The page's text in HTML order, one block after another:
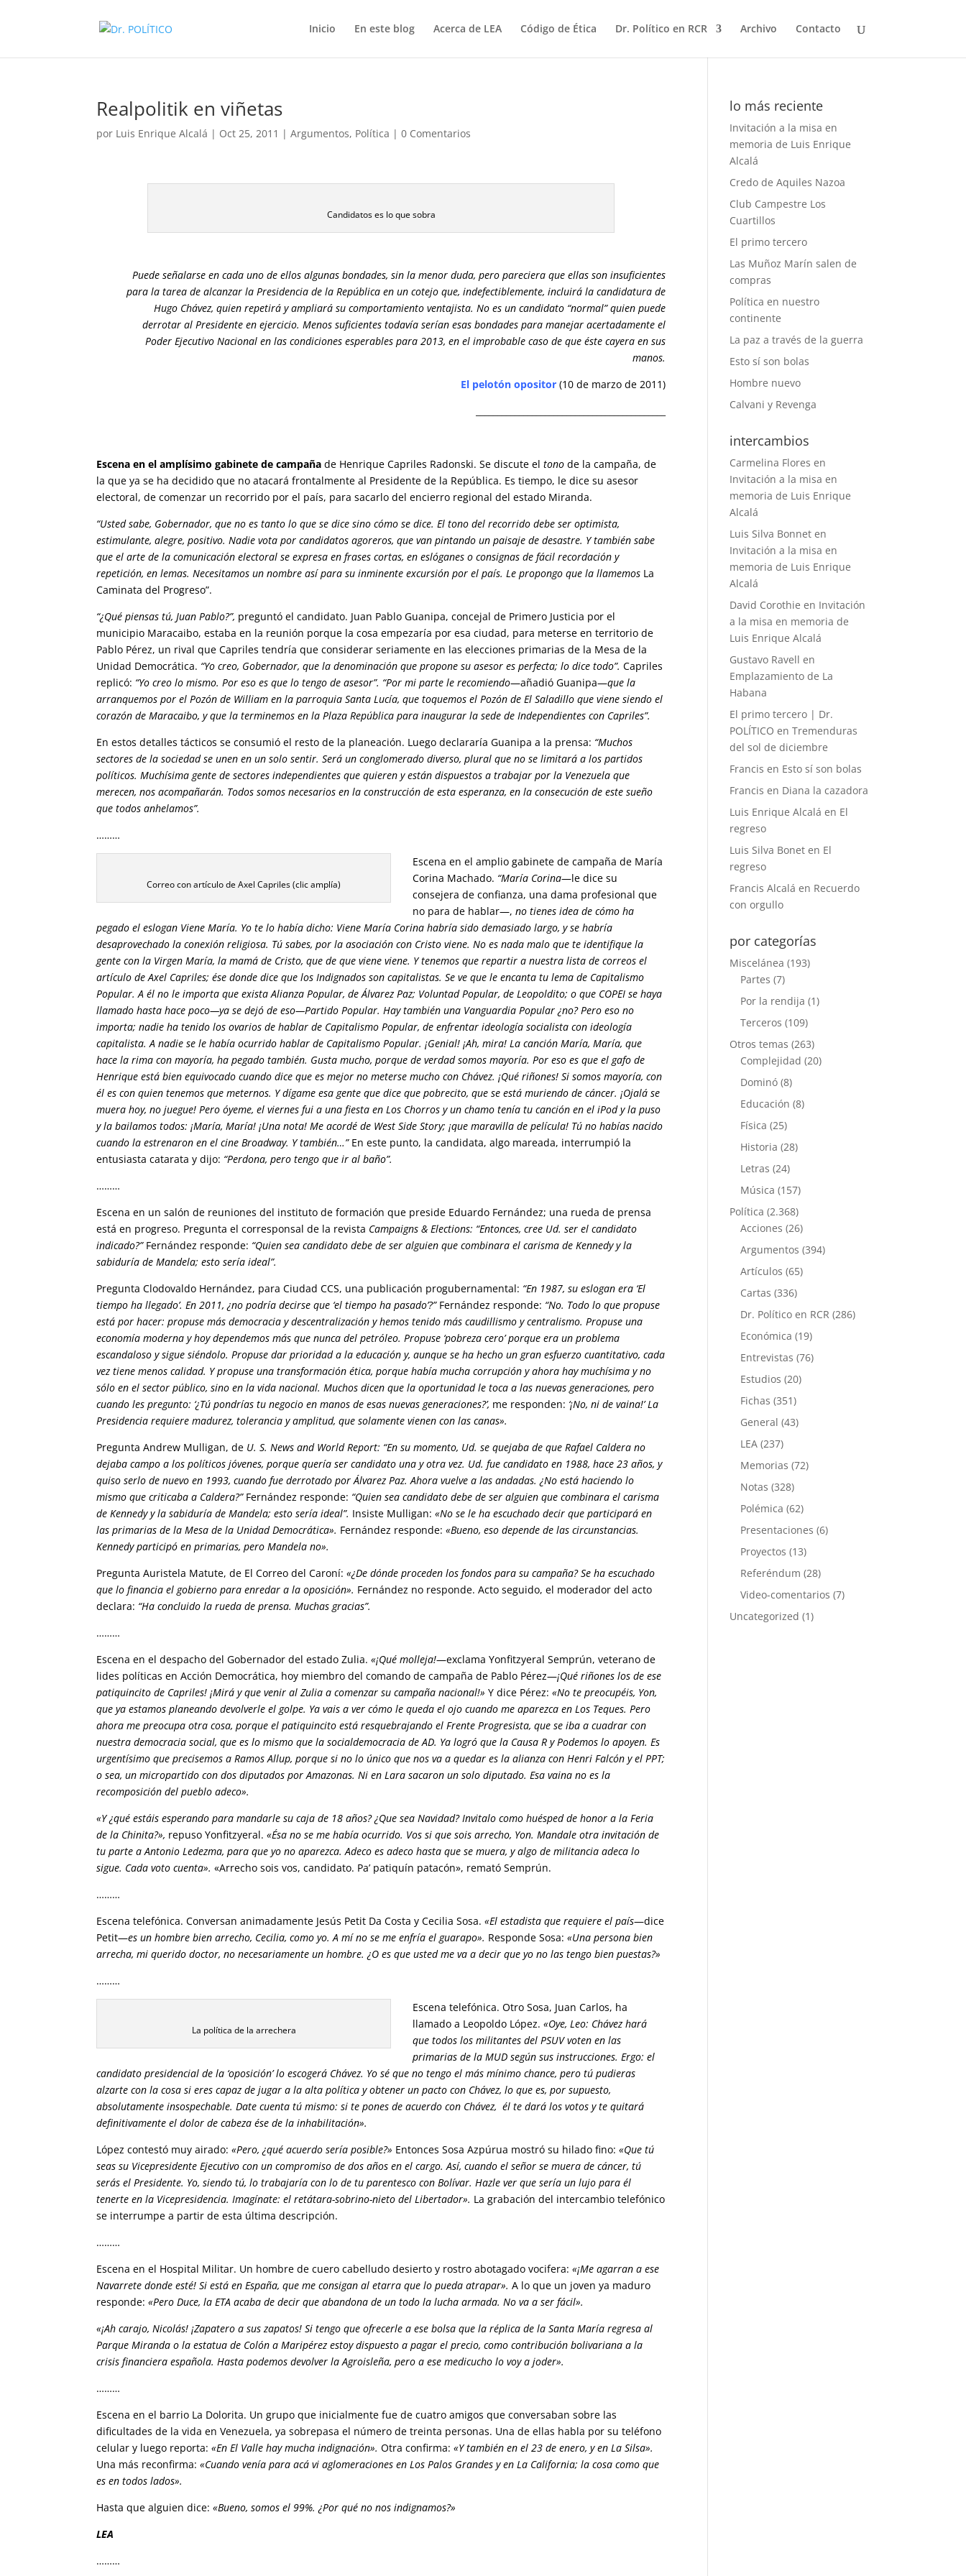
Inicio En este blog Acerca de LEA Código de Ética Dr. Político en RCR Archivo Contacto
Realpolitik en viñetas
por Luis Enrique Alcalá | Oct 25, 2011 |Argumentos, Política |0 Comentarios
Candidatos es lo que sobra
Puede señalarse en cada uno de ellos algunas bondades, sin la menor duda, pero pareciera que ellas son insuficientes
para la tarea de alcanzar la Presidencia de la República en un cotejo que, indefectiblemente, incluirá la candidatura de
Hugo Chávez, quien repetirá y ampliará su comportamiento ventajista. No es un candidato “normal” quien puede
derrotar al Presidente en ejercicio. Menos suficientes todavía serían esas bondades para manejar acertadamente el
Poder Ejecutivo Nacional en las condiciones esperables para 2013, en el improbable caso de que éste cayera en sus
manos.
El pelotón opositor (10 de marzo de 2011)
Escena en el amplísimo gabinete de campaña de Henrique Capriles Radonski. Se discute eltono de la campaña, de
la que ya se ha decidido que no atacará frontalmente al Presidente de la República. Es tiempo, le dice su asesor
electoral, de comenzar un recorrido por el país, para sacarlo del encierro regional del estado Miranda.
“Usted sabe, Gobernador, que no es tanto lo que se dice sino cómo se dice. El tono del recorrido debe ser optimista,
estimulante, alegre, positivo. Nadie vota por candidatos agoreros, que van pintando un paisaje de desastre. Y también sabe
que el arte de la comunicación electoral se expresa en frases cortas, en eslóganes o consignas de fácil recordación y
repetición, en lemas. Necesitamos un nombre así para su inminente excursión por el país. Le propongo que la llamemos La
Caminata del Progreso”.
“¿Qué piensas tú, Juan Pablo?”, preguntó el candidato. Juan Pablo Guanipa, concejal de Primero Justicia por el
municipio Maracaibo, estaba en la reunión porque la cosa empezaría por esa ciudad, para meterse en territorio de
Pablo Pérez, un rival que Capriles tendría que considerar seriamente en las elecciones primarias de la Mesa de la
Unidad Democrática. “Yo creo, Gobernador, que la denominación que propone su asesor es perfecta; lo dice todo”. Capriles
replicó: “Yo creo lo mismo. Por eso es que lo tengo de asesor”. “Por mi parte le recomiendo—añadió Guanipa—que la
arranquemos por el Pozón de William en la parroquia Santa Lucía, que toquemos el Pozón de El Saladillo que viene siendo el
corazón de Maracaibo, y que la terminemos en la Plaza República para inaugurar la sede de Independientes con Capriles”.
En estos detalles tácticos se consumió el resto de la planeación. Luego declararía Guanipa a la prensa: “Muchos
sectores de la sociedad se unen en un solo sentir. Será un conglomerado diverso, plural que no se limitará a los partidos
políticos. Muchísima gente de sectores independientes que quieren y están dispuestos a trabajar por la Venezuela que
merecen, nos acompañarán. Todos somos necesarios en la construcción de esta esperanza, en la consecución de este sueño
que todos anhelamos”.
………
Correo con artículo de Axel Capriles (clic amplía)
Escena en el amplio gabinete de campaña de María
Corina Machado. “María Corina—le dice su
consejera de confianza, una dama profesional que
no para de hablar—,no tienes idea de cómo ha
pegado el eslogan Viene María. Yo te lo había dicho: Viene María Corina habría sido demasiado largo, y se habría
desaprovechado la conexión religiosa. Tú sabes, por la asociación con Cristo viene. No es nada malo que te identifique la
gente con la Virgen María, la mamá de Cristo, que de que viene viene. Y tenemos que repartir a nuestra lista de correos el
artículo de Axel Capriles; ése donde dice que los Indignados son capitalistas. Se ve que le encanta tu lema de Capitalismo
Popular. A él no le importa que exista Alianza Popular, de Álvarez Paz; Voluntad Popular, de Leopoldito; o que COPEI se haya
llamado hasta hace poco—ya se dejó de eso—Partido Popular. Hay también una Vanguardia Popular ¿no? Pero eso no
importa; nadie ha tenido los ovarios de hablar de Capitalismo Popular, de enfrentar ideología socialista con ideología
capitalista. A nadie se le había ocurrido hablar de Capitalismo Popular. ¡Genial! ¡Ah, mira! La canción María, María, que
hace la rima con mayoría, ha pegado también. Gusta mucho, porque de verdad somos mayoría. Por eso es que el gafo de
Henrique está bien equivocado cuando dice que es mejor no meterse mucho con Chávez. ¡Qué riñones! Si somos mayoría, con
él es con quien tenemos que meternos. Y dígame esa gente que dice que pobrecito, que se está muriendo de cáncer. ¡Ojalá se
muera hoy, no juegue! Pero óyeme, el viernes fui a una fiesta en Los Chorros y un chamo tenía tu canción en el iPod y la puso
y la bailamos todos: ¡María, María! ¡Una nota! Me acordé de West Side Story; ¡que maravilla de película! Tú no habías nacido
cuando la estrenaron en el cine Broadway. Y también…”En este punto, la candidata, algo mareada, interrumpió la
entusiasta catarata y dijo: “Perdona, pero tengo que ir al baño”.
………
Escena en un salón de reuniones del instituto de formación que preside Eduardo Fernández; una rueda de prensa
está en progreso. Pregunta el corresponsal de la revista Campaigns & Elections: “Entonces, cree Ud. ser el candidato
indicado?”Fernández responde: “Quien sea candidato debe de ser alguien que combinara el carisma de Kennedy y la
sabiduría de Mandela; esto sería ideal”.
Pregunta Clodovaldo Hernández, para Ciudad CCS, una publicación progubernamental: “En 1987, su eslogan era ‘El
tiempo ha llegado’. En 2011, ¿no podría decirse que ‘el tiempo ha pasado’?”Fernández responde: “No. Todo lo que propuse
está por hacer: propuse más democracia y descentralización y hemos tenido más caudillismo y centralismo. Propuse una
economía moderna y hoy dependemos más que nunca del petróleo. Propuse ‘pobreza cero’ porque era un problema
escandaloso y sigue siéndolo. Propuse dar prioridad a la educación y, aunque se ha hecho un gran esfuerzo cuantitativo, cada
vez tiene menos calidad. Y propuse una transformación ética, porque había mucha corrupción y ahora hay muchísima y no
sólo en el sector público, sino en la vida nacional. Muchos dicen que la oportunidad le toca a las nuevas generaciones, pero
cuando les pregunto: ‘¿Tú pondrías tu negocio en manos de esas nuevas generaciones?’, me responden: ‘¡No, ni de vaina!’ La
Presidencia requiere madurez, tolerancia y amplitud, que solamente vienen con las canas».
Pregunta Andrew Mulligan, de U. S. News and World Report: “En su momento, Ud. se quejaba de que Rafael Caldera no
dejaba campo a los políticos jóvenes, porque quería ser candidato una y otra vez. Ud. fue candidato en 1988, hace 23 años, y
quiso serlo de nuevo en 1993, cuando fue derrotado por Álvarez Paz. Ahora vuelve a las andadas. ¿No está haciendo lo
mismo que criticaba a Caldera?”Fernández responde: “Quien sea candidato debe de ser alguien que combinara el carisma
de Kennedy y la sabiduría de Mandela; esto sería ideal”. Insiste Mulligan:«No se le ha escuchado decir que participará en
las primarias de la Mesa de la Unidad Democrática». Fernández responde:«Bueno, eso depende de las circunstancias.
Kennedy participó en primarias, pero Mandela no».
Pregunta Auristela Matute, de El Correo del Caroní:«¿De dónde proceden los fondos para su campaña? Se ha escuchado
que lo financia el gobierno para enredar a la oposición». Fernández no responde. Acto seguido, el moderador del acto
declara: “Ha concluido la rueda de prensa. Muchas gracias”.
………
Escena en el despacho del Gobernador del estado Zulia.«¡Qué molleja!—exclama Yonfitzyeral Semprún, veterano de
lides políticas en Acción Democrática, hoy miembro del comando de campaña de Pablo Pérez—¡Qué riñones los de ese
patiquincito de Capriles! ¡Mirá y que venir al Zulia a comenzar su campaña nacional!» Y dice Pérez:«No te preocupéis, Yon,
que ya estamos planeando devolverle el golpe. Ya vais a ver cómo le queda el ojo cuando me aparezca en Los Teques. Pero
ahora me preocupa otra cosa, porque el patiquincito está resquebrajando el Frente Progresista, que se iba a cuadrar con
nuestra democracia social, que es lo mismo que la socialdemocracia de AD. Ya logró que la Causa R y Podemos lo apoyen. Es
urgentísimo que precisemos a Ramos Allup, porque si no lo único que nos va a quedar es la alianza con Henri Falcón y el PPT;
o sea, un micropartido con dos diputados por Amazonas. Ni en Lara sacaron un solo diputado. Esa vaina no es la
recomposición del pueblo adeco».
«Y ¿qué estáis esperando para mandarle su caja de 18 años? ¿Que sea Navidad? Invitalo como huésped de honor a la Feria
de la Chinita?», repuso Yonfitzyeral.«Ésa no se me había ocurrido. Vos si que sois arrecho, Yon. Mandale otra invitación de
tu parte a Antonio Ledezma, para que yo no aparezca. Adeco es adeco hasta que se muera, y algo de militancia adeca lo
sigue. Cada voto cuenta». «Arrecho sois vos, candidato. Pa’ patiquín patacón», remató Semprún.
………
Escena telefónica. Conversan animadamente Jesús Petit Da Costa y Cecilia Sosa.«El estadista que requiere el país—dice
Petit—es un hombre bien arrecho, Cecilia, como yo. A mí no se me enfría el guarapo». Responde Sosa:«Una persona bien
arrecha, mi querido doctor, no necesariamente un hombre. ¿O es que usted me va a decir que yo no las tengo bien puestas?»
………
La política de la arrechera
Escena telefónica. Otro Sosa, Juan Carlos, ha
llamado a Leopoldo López.«Oye, Leo: Chávez hará
que todos los militantes del PSUV voten en las
primarias de la MUD según sus instrucciones. Ergo: el
candidato presidencial de la ‘oposición’ lo escogerá Chávez. Yo sé que no tengo el más mínimo chance, pero tú pudieras
alzarte con la cosa si eres capaz de jugar a la alta política y obtener un pacto con Chávez, lo que es, por supuesto,
absolutamente insospechable. Date cuenta tú mismo: si te pones de acuerdo con Chávez, él te dará los votos y te quitará
definitivamente el dolor de cabeza ése de la inhabilitación».
López contestó muy airado:«Pero, ¿qué acuerdo sería posible?» Entonces Sosa Azpúrua mostró su hilado fino:«Que tú
seas su Vicepresidente Ejecutivo con un compromiso de dos años en el cargo. Así, cuando el señor se muera de cáncer, tú
serás el Presidente. Yo, siendo tú, lo trabajaría con lo de tu parentesco con Bolívar. Hazle ver que sería un lujo para él
tenerte en la Vicepresidencia. Imagínate: el retátara-sobrino-nieto del Libertador». La grabación del intercambio telefónico
se interrumpe a partir de esta última descripción.
………
Escena en el Hospital Militar. Un hombre de cuero cabelludo desierto y rostro abotagado vocifera:«¡Me agarran a ese
Navarrete donde esté! Si está en España, que me consigan al etarra que lo pueda atrapar». A lo que un joven ya maduro
responde:«Pero Duce, la ETA acaba de decir que abandona de un todo la lucha armada. No va a ser fácil».
«¡Ah carajo, Nicolás! ¡Zapatero a sus zapatos! Si tengo que ofrecerle a ese bolsa que la réplica de la Santa María regresa al
Parque Miranda o la estatua de Colón a Maripérez estoy dispuesto a pagar el precio, como contribución bolivariana a la
crisis financiera española. Hasta podemos devolver la Agroisleña, pero a ese medicucho lo voy a joder».
………
Escena en el barrio La Dolorita. Un grupo que inicialmente fue de cuatro amigos que conversaban sobre las
dificultades de la vida en Venezuela, ya sobrepasa el número de treinta personas. Una de ellas habla por su teléfono
celular y luego reporta:«En El Valle hay mucha indignación». Otra confirma:«Y también en el 23 de enero, y en La Silsa».
Una más reconfirma:«Cuando venía para acá vi aglomeraciones en Los Palos Grandes y en La California; la cosa como que
es en todos lados».
Hasta que alguien dice:«Bueno, somos el 99%. ¿Por qué no nos indignamos?»
LEA
………
lo más reciente
Invitación a la misa en
memoria de Luis Enrique
Alcalá
Credo de Aquiles Nazoa
Club Campestre Los
Cuartillos
El primo tercero
Las Muñoz Marín salen de
compras
Política en nuestro
continente
La paz a través de la guerra
Esto sí son bolas
Hombre nuevo
Calvani y Revenga
intercambios
Carmelina Flores en
Invitación a la misa en
memoria de Luis Enrique
Alcalá
Luis Silva Bonnet en
Invitación a la misa en
memoria de Luis Enrique
Alcalá
David Corothie en Invitación
a la misa en memoria de
Luis Enrique Alcalá
Gustavo Ravell en
Emplazamiento de La
Habana
El primo tercero | Dr.
POLÍTICO enTremenduras
del sol de diciembre
Francis en Esto sí son bolas
Francis en Diana la cazadora
Luis Enrique Alcalá en El
regreso
Luis Silva Bonet en El
regreso
Francis Alcalá en Recuerdo
con orgullo
por categorías
Miscelánea (193)
Partes (7)
Por la rendija (1)
Terceros (109)
Otros temas (263)
Complejidad (20)
Dominó (8)
Educación (8)
Física (25)
Historia (28)
Letras (24)
Música (157)
Política (2.368)
Acciones (26)
Argumentos (394)
Artículos (65)
Cartas (336)
Dr. Político en RCR (286)
Económica (19)
Entrevistas (76)
Estudios (20)
Fichas (351)
General (43)
LEA (237)
Memorias (72)
Notas (328)
Polémica (62)
Presentaciones (6)
Proyectos (13)
Referéndum (28)
Video-comentarios (7)
Uncategorized (1)